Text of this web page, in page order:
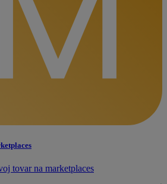
tovar na marketplaces